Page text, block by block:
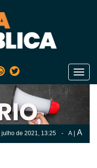
julho de 2021, 13:25 - A A